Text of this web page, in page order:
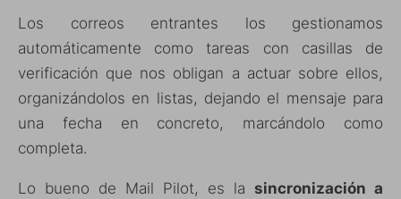
Los correos entrantes los gestionamos
automáticamente como tareas con casillas de
verificación que nos obligan a actuar sobre ellos,
organizándolos en listas, dejando el mensaje para
una fecha en concreto, marcándolo como
completa.
Lo bueno de Mail Pilot, es la sincronización a